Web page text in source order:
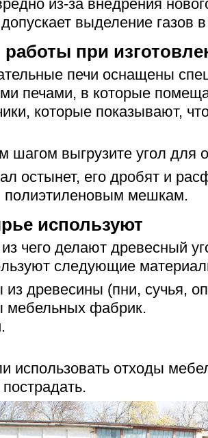
из-за внедрения
выделение газов
при
печи оснащены
печами, в которые
которые показывают,
выгрузите угол для
остынет, его дробят и
мешкам.
используют
чего делают древесный
следующие
древесины (пни, сучья,
мебельных фабрик.
использовать отходы